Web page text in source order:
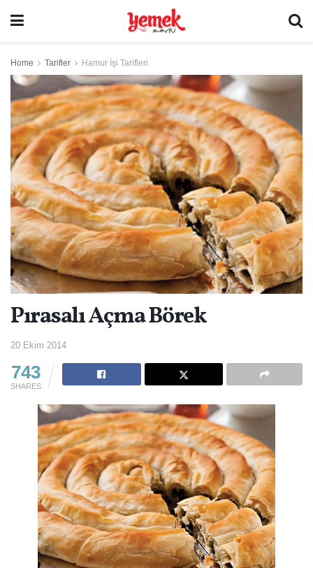
Home Tarifler Hamur İşi Tarifleri
Pırasalı Açma Börek
20 Ekim 2014
743
SHARES